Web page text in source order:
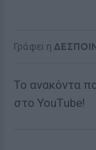
Γράφει η
To ανακόντα
στο YouΤube!